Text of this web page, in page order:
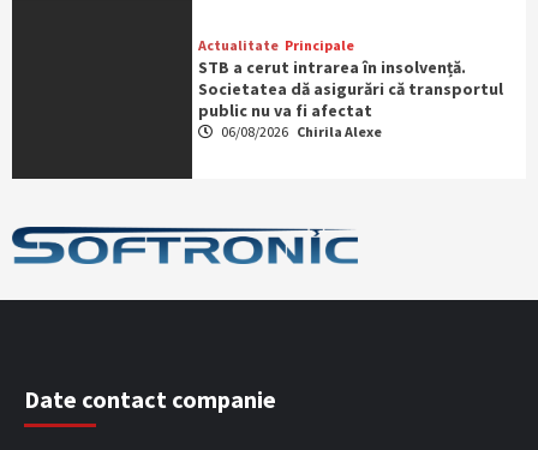
Actualitate Principale
STB a cerut intrarea în insolvență.
Societatea dă asigurări că transportul
public nu va fi afectat
06/08/2026 Chirila Alexe
Date contact companie